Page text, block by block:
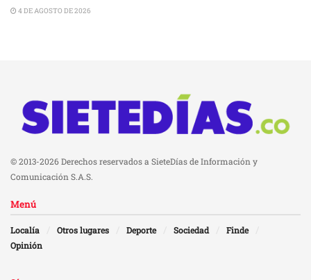
4 DE AGOSTO DE 2026
© 2013-2026 Derechos reservados a SieteDías de Información y
Comunicación S.A.S.
Menú
Localía Otros lugares Deporte Sociedad
Finde
Opinión